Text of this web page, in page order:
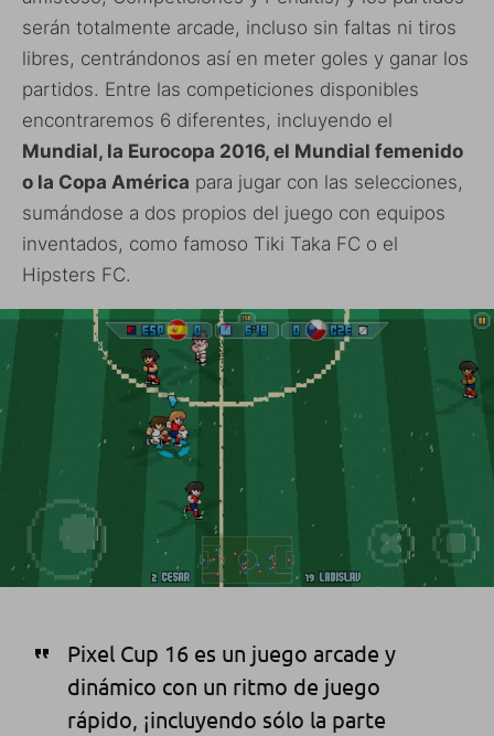
serán totalmente arcade, incluso sin faltas ni tiros
libres, centrándonos así en meter goles y ganar los
partidos. Entre las competiciones disponibles
encontraremos 6 diferentes, incluyendo el
Mundial, la Eurocopa 2016, el Mundial femenido
o la Copa América para jugar con las selecciones,
sumándose a dos propios del juego con equipos
inventados, como famoso Tiki Taka FC o el
Hipsters FC.
Pixel Cup 16 es un juego arcade y
dinámico con un ritmo de juego
rápido, ¡incluyendo sólo la parte